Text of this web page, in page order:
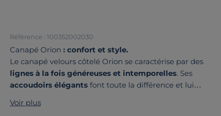
Référence : 100352002030
Canapé Orion : confort et style.
Le canapé velours côtelé Orion se caractérise par des
lignes à la fois généreuses et intemporelles. Ses
accoudoirs élégants font toute la différence et lui
doux ce canapé est une véritable invitation à la
Voir plus